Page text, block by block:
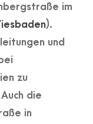
im
).
und
zu
die
in